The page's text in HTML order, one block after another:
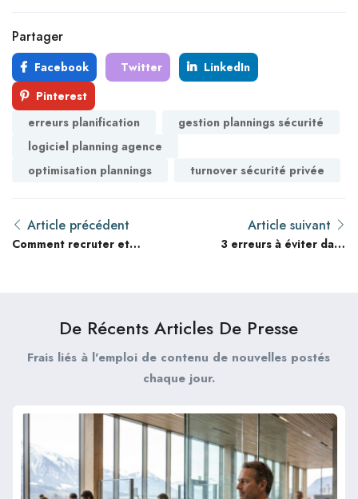
Partager
Facebook Twitter
LinkedIn
Pinterest
erreurs planification
gestion plannings sécurité
logiciel planning agence
optimisation plannings
turnover sécurité privée
Article précédent
Comment recruter et
Article suivant
3 erreurs à éviter dans
De Récents Articles De Presse
Frais liés à l'emploi de contenu de nouvelles postés
chaque jour.